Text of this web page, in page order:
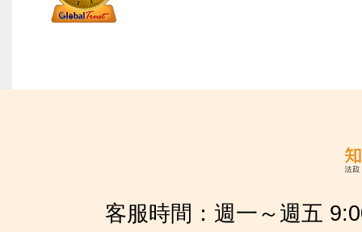
客服時間：週一～週五